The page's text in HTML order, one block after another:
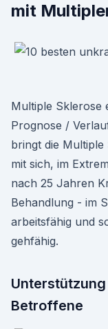
mit
Multiple Sklerose
Prognose /
bringt die
mit sich, im
nach 25 Jahren
Behandlung - im
arbeitsfähig und
gehfähig.
Betroffene